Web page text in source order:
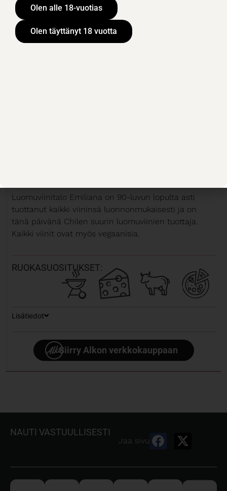
palkittu Viinilehden löytö-arvostelulla! Tämä arvostelu
kertoo viinin poikkeuksellisen hyvästä hinta-
laatusuhteesta. Tämä viini kannattaa pitää mielessä
ja maistaa!
Luomuviinitalo Emiliana on 90-luvun lopulta asti
tuottanut kaikki viininsä luonnonmukaisesti ja on
tänä päivänä Chilen suurin luomuviinien tuottaja.
Kaikki viinit ovat myös vegaanisia.
RUOKASUOSITUKSET:
Lisätiedot
Siirry Alkon verkkokauppaan
NAUTI VASTUULLISESTI
Jaa sivu
Olen alle 18-vuotias
Olen täyttänyt 18 vuotta